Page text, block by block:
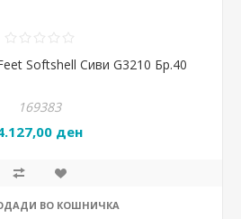
Softshell Сиви G3210 Бр.40
169383
ден
ВО КОШНИЧКА